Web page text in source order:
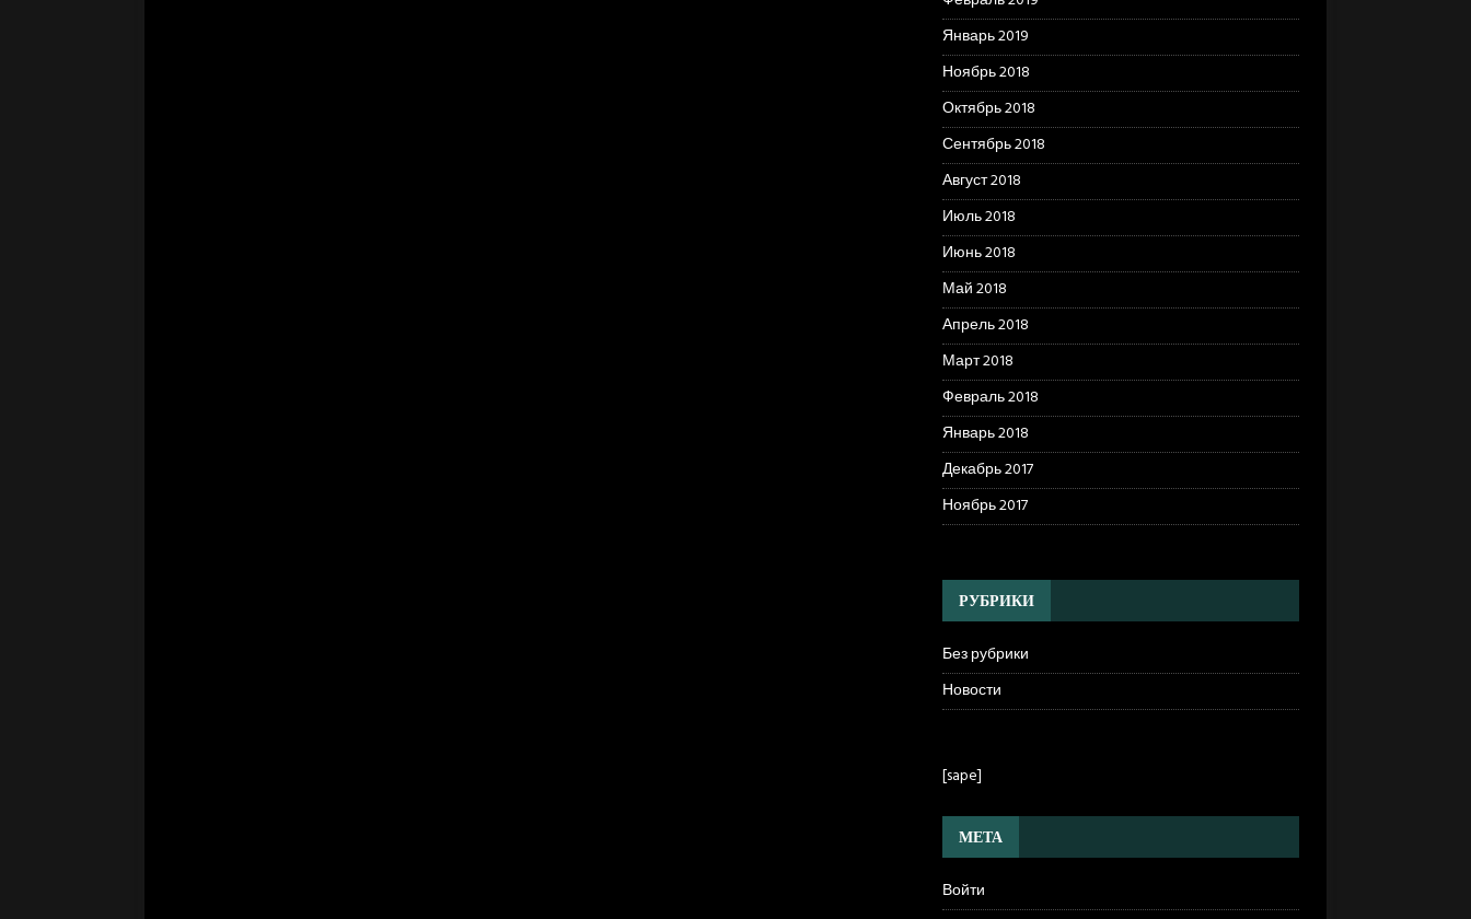
Январь 2019
Ноябрь 2018
Октябрь 2018
Сентябрь 2018
Август 2018
Июль 2018
Июнь 2018
Май 2018
Апрель 2018
Март 2018
Февраль 2018
Январь 2018
Декабрь 2017
Ноябрь 2017
РУБРИКИ
Без рубрики
Новости
[sape]
МЕТА
Войти